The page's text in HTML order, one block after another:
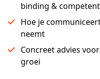
binding &
Hoe je
neemt
Concreet advies
groei